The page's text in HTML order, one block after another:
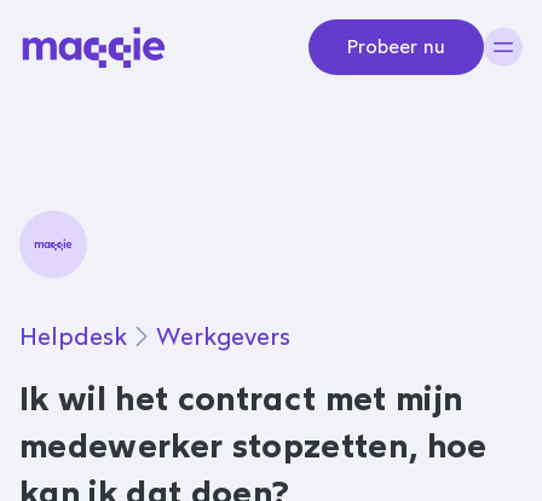
Probeer nu
Helpdesk Werkgevers
Ik wil het contract met mijn
medewerker stopzetten, hoe
kan ik dat doen?